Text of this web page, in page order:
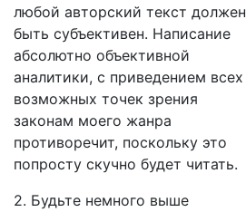
любой авторский текст должен
быть субъективен. Написание
абсолютно объективной
аналитики, с приведением всех
возможных точек зрения
законам моего жанра
противоречит, поскольку это
попросту скучно будет читать.
2. Будьте немного выше